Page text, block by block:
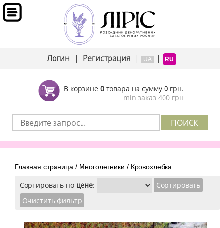
Логин | Регистрация | UA | RU
В корзине 0товара на сумму 0грн.
min заказ 400 грн
Главная страница / Многолетники / Кровохлебка
Сортировать по цене: